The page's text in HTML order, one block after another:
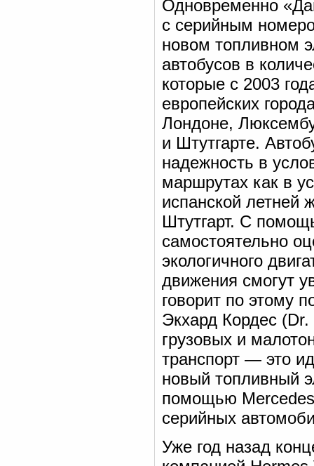
Одновременно
с серийным
новом топливном
автобусов в
которые с 2003
европейских
Лондоне,
и Штутгарте.
надежность в
маршрутах как в
испанской летней
Штутгарт. С
самостоятельно
экологичного
движения смогут
говорит по этому
Экхард Кордес
грузовых и
транспорт — это
новый топливный
помощью
серийных
Уже год назад